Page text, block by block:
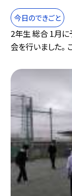
今日のできごと
2年生 総合 1月に
会を行いました。